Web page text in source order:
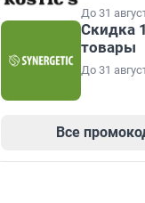
До 31
Скидка
товары
До 31
Все